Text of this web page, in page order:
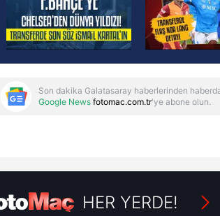
Son dakika Galatasaray haberlerinden
Google News fotomac.com.tr'ye abone olun.
HER YERDE!